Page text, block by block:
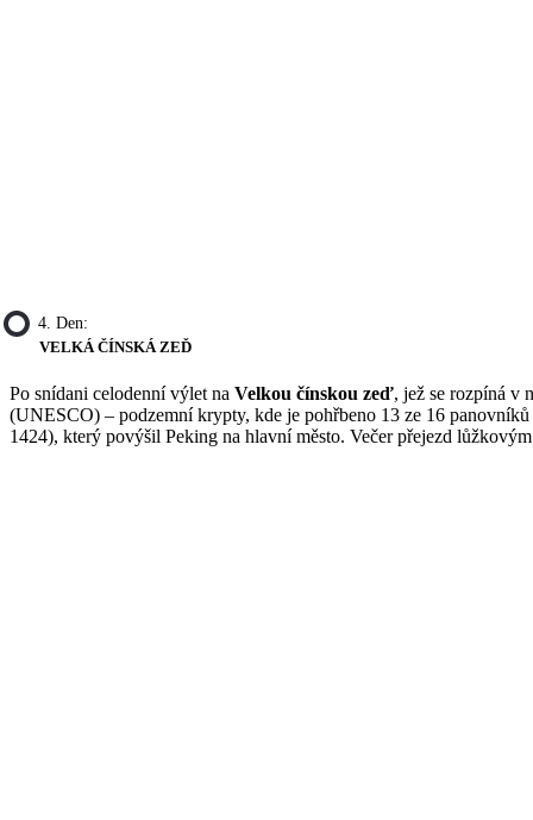
4. Den:
VELKÁ ČÍNSKÁ ZEĎ
Po snídani celodenní výlet na Velkou čínskou zeď, jež se rozpíná v
(UNESCO) – podzemní krypty, kde je pohřbeno 13 ze 16
1424), který povýšil Peking na hlavní město. Večer přejezd